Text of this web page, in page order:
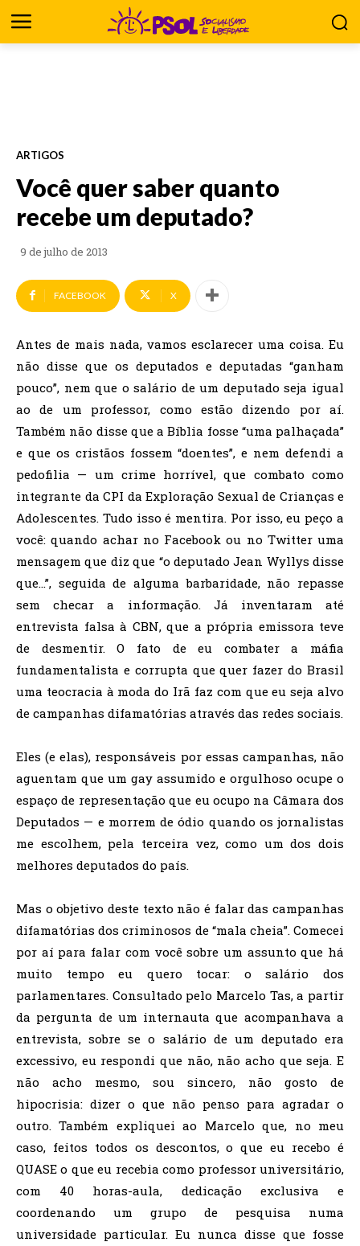
ARTIGOS
Você quer saber quanto
recebe um deputado?
9 de julho de 2013
FACEBOOK X
Antes de mais nada, vamos esclarecer uma coisa. Eu
não disse que os deputados e deputadas “ganham
pouco”, nem que o salário de um deputado seja igual
ao de um professor, como estão dizendo por aí.
Também não disse que a Bíblia fosse “uma palhaçada”
e que os cristãos fossem “doentes”, e nem defendi a
pedofilia — um crime horrível, que combato como
integrante da CPI da Exploração Sexual de Crianças e
Adolescentes. Tudo isso é mentira. Por isso, eu peço a
você: quando achar no Facebook ou no Twitter uma
mensagem que diz que “o deputado Jean Wyllys disse
que…”, seguida de alguma barbaridade, não repasse
sem checar a informação. Já inventaram até
entrevista falsa à CBN, que a própria emissora teve
de desmentir. O fato de eu combater a máfia
fundamentalista e corrupta que quer fazer do Brasil
uma teocracia à moda do Irã faz com que eu seja alvo
de campanhas difamatórias através das redes sociais.
Eles (e elas), responsáveis por essas campanhas, não
aguentam que um gay assumido e orgulhoso ocupe o
espaço de representação que eu ocupo na Câmara dos
Deputados — e morrem de ódio quando os jornalistas
me escolhem, pela terceira vez, como um dos dois
melhores deputados do país.
Mas o objetivo deste texto não é falar das campanhas
difamatórias dos criminosos de “mala cheia”. Comecei
por aí para falar com você sobre um assunto que há
muito tempo eu quero tocar: o salário dos
parlamentares. Consultado pelo Marcelo Tas, a partir
da pergunta de um internauta que acompanhava a
entrevista, sobre se o salário de um deputado era
excessivo, eu respondi que não, não acho que seja. E
não acho mesmo, sou sincero, não gosto de
hipocrisia: dizer o que não penso para agradar o
outro. Também expliquei ao Marcelo que, no meu
caso, feitos todos os descontos, o que eu recebo é
QUASE o que eu recebia como professor universitário,
com 40 horas-aula, dedicação exclusiva e
coordenando um grupo de pesquisa numa
universidade particular. Eu nunca disse que fosse